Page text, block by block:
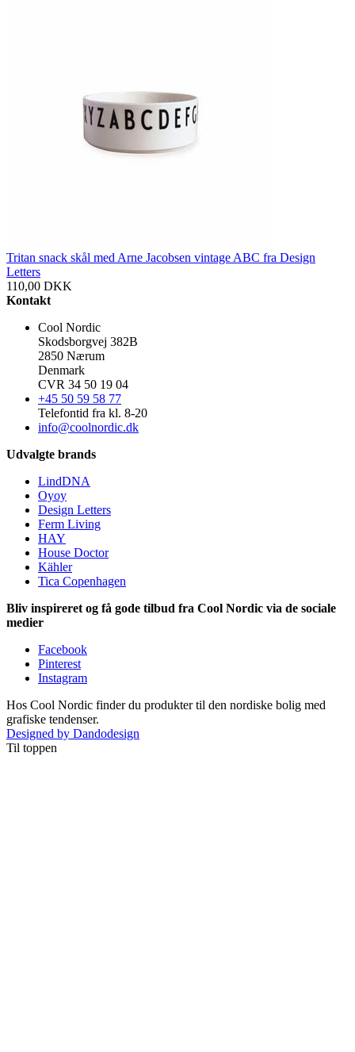
Tritan snack skål med Arne Jacobsen vintage ABC fra Design
Letters
110,00 DKK
Kontakt
Cool Nordic
Skodsborgvej 382B
2850 Nærum
Denmark
CVR 34 50 19 04
+45 50 59 58 77
Telefontid fra kl. 8-20
info@coolnordic.dk
Udvalgte brands
LindDNA
Oyoy
Design Letters
Ferm Living
HAY
House Doctor
Kähler
Tica Copenhagen
Bliv inspireret og få gode tilbud fra Cool Nordic via de sociale
medier
Facebook
Pinterest
Instagram
Hos Cool Nordic finder du produkter til den nordiske bolig med
grafiske tendenser.
Designed by Dandodesign
Til toppen